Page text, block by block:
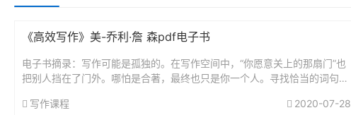
《高效写作》美-乔利·詹 森pdf电子书
电子书摘录：写作可能是孤独的。在写作空间中，“你愿意关上的那扇门”也
把别人挡在了门外。哪怕是合著，最终也只是你一个人。寻找恰当的词句，
写...写作课程 2020-07-28